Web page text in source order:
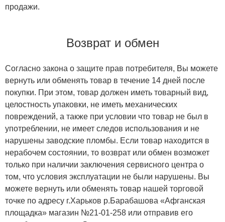
продажи.
Возврат и обмен
Согласно закона о защите прав потребителя, Вы можете
вернуть или обменять товар в течение 14 дней после
покупки. При этом, товар должен иметь товарный вид,
целостность упаковки, не иметь механических
повреждений, а также при условии что товар не был в
употреблении, не имеет следов использования и не
нарушены заводские пломбы. Если товар находится в
нерабочем состоянии, то возврат или обмен возможет
только при наличии заключения сервисного центра о
том, что условия эксплуатации не были нарушены. Вы
можете вернуть или обменять товар нашей торговой
точке по адресу г.Харьков р.Барабашова «Афганская
площадка» магазин №21-01-258 или отправив его